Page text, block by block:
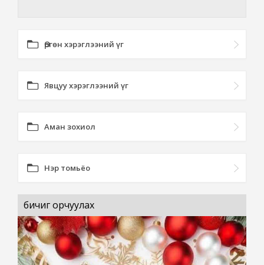
Өргөн хэрэглээний үг
Явцуу хэрэглээний үг
Аман зохиол
Нэр томьёо
бичиг орчуулах